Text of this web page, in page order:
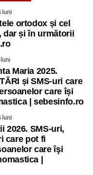
luni
ortodox și cel
dar și în următorii
Maria 2025.
și SMS-uri care
care își
| sebesinfo.ro
luni
2026. SMS-uri,
care pot fi
care îşi
|